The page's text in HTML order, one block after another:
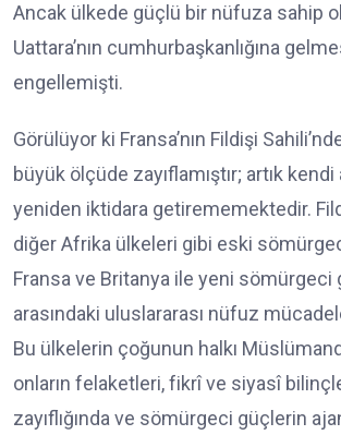
Ancak ülkede güçlü bir nüfuza sahip
Uattara’nın cumhurbaşkanlığına
engellemişti.
Görülüyor ki Fransa’nın Fildişi
büyük ölçüde zayıflamıştır; artık kendi
yeniden iktidara getirememektedir.
diğer Afrika ülkeleri gibi eski
Fransa ve Britanya ile yeni sömürgeci
arasındaki uluslararası nüfuz
Bu ülkelerin çoğunun halkı
onların felaketleri, fikrî ve siyasî
zayıflığında ve sömürgeci güçlerin